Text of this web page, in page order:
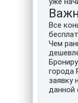
Все
Чем
города
заявку
данной